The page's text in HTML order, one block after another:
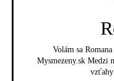
Volám sa
Mysmezeny.sk Medzi
vzťahy